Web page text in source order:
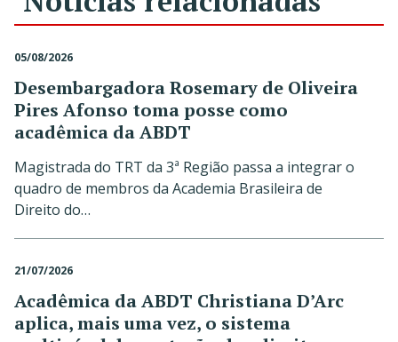
05/08/2026
Desembargadora Rosemary de Oliveira
Pires Afonso toma posse como
acadêmica da ABDT
Magistrada do TRT da 3ª Região passa a integrar o
quadro de membros da Academia Brasileira de
Direito do…
21/07/2026
Acadêmica da ABDT Christiana D’Arc
aplica, mais uma vez, o sistema